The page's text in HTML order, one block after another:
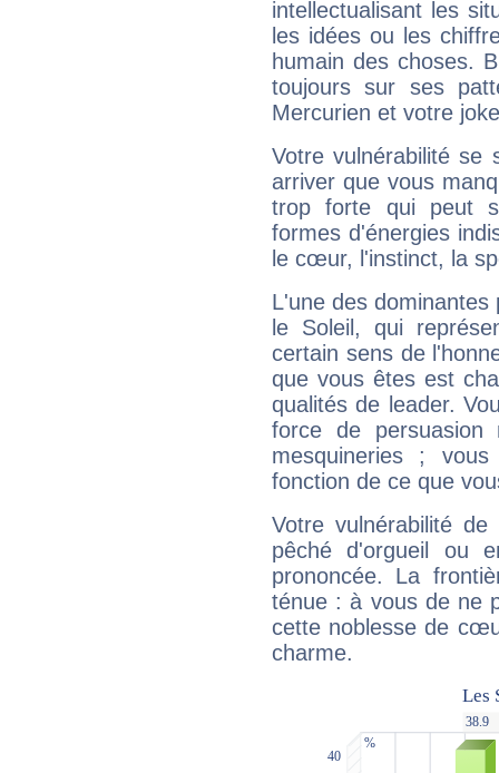
intellectualisant les
les idées ou les
humain des choses.
toujours sur ses
Mercurien et votre
Votre vulnérabilité se
arriver que vous
trop forte qui peut
formes d'énergies
le cœur, l'instinct, la
L'une des
le Soleil, qui
certain sens de
que vous êtes est
qualités de leader.
force de
mesquineries ;
fonction de ce que
Votre vulnérabilité
pêché d'orgueil ou
prononcée. La
ténue : à vous de ne
cette noblesse de
charme.